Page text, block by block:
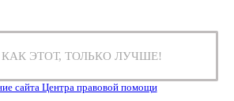
ЭТОТ, ТОЛЬКО ЛУЧШЕ!